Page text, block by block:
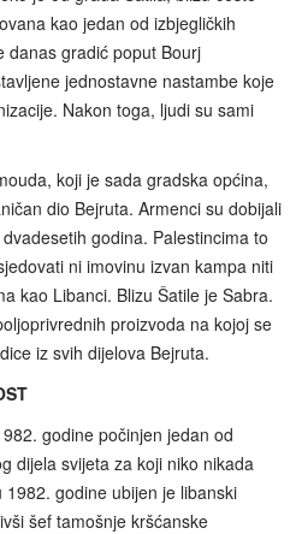
kao jedan od izbjegličkih
danas gradić poput Bourj
jednostavne nastambe koje
Nakon toga, ljudi su sami
koji je sada gradska općina,
dio Bejruta. Armenci su dobijali
godina. Palestincima to
ni imovinu izvan kampa niti
kao Libanci. Blizu Šatile je Sabra.
proizvoda na kojoj se
iz svih dijelova Bejruta.
godine počinjen jedan od
dijela svijeta za koji niko nikada
godine ubijen je libanski
šef tamošnje kršćanske